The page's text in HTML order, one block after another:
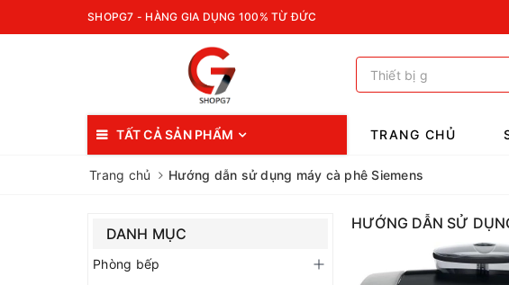
SHOPG7 - HÀNG GIA DỤNG 100% TỪ ĐỨC
TẤT CẢ SẢN PHẨM TRANG CHỦ
Trang chủ Hướng dẫn sử dụng máy cà phê Siemens
HƯỚNG DẪN SỬ
DANH MỤC
Phòng bếp